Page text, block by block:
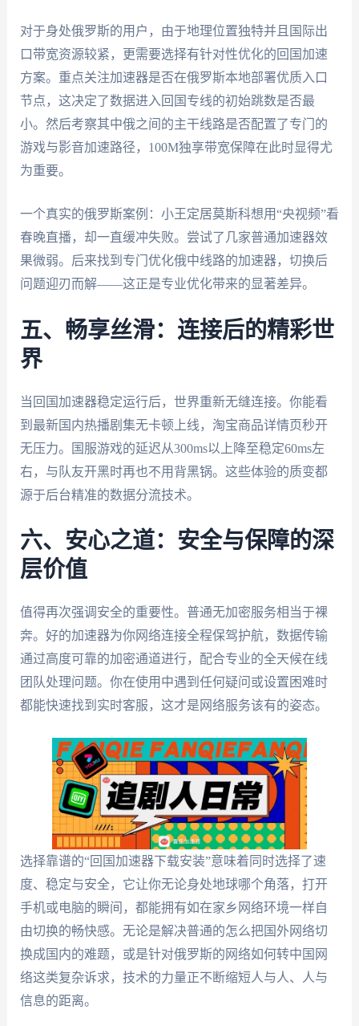
对于身处俄罗斯的用户，由于地理位置独特并且国际出
口带宽资源较紧，更需要选择有针对性优化的回国加速
方案。重点关注加速器是否在俄罗斯本地部署优质入口
节点，这决定了数据进入回国专线的初始跳数是否最
小。然后考察其中俄之间的主干线路是否配置了专门的
游戏与影音加速路径，100M独享带宽保障在此时显得尤
为重要。
一个真实的俄罗斯案例：小王定居莫斯科想用“央视频”看
春晚直播，却一直缓冲失败。尝试了几家普通加速器效
果微弱。后来找到专门优化俄中线路的加速器，切换后
问题迎刃而解——这正是专业优化带来的显著差异。
五、畅享丝滑：连接后的精彩世
界
当回国加速器稳定运行后，世界重新无缝连接。你能看
到最新国内热播剧集无卡顿上线，淘宝商品详情页秒开
无压力。国服游戏的延迟从300ms以上降至稳定60ms左
右，与队友开黑时再也不用背黑锅。这些体验的质变都
源于后台精准的数据分流技术。
六、安心之道：安全与保障的深
层价值
值得再次强调安全的重要性。普通无加密服务相当于裸
奔。好的加速器为你网络连接全程保驾护航，数据传输
通过高度可靠的加密通道进行，配合专业的全天候在线
团队处理问题。你在使用中遇到任何疑问或设置困难时
都能快速找到实时客服，这才是网络服务该有的姿态。
选择靠谱的“回国加速器下载安装”意味着同时选择了速
度、稳定与安全，它让你无论身处地球哪个角落，打开
手机或电脑的瞬间，都能拥有如在家乡网络环境一样自
由切换的畅快感。无论是解决普通的怎么把国外网络切
换成国内的难题，或是针对俄罗斯的网络如何转中国网
络这类复杂诉求，技术的力量正不断缩短人与人、人与
信息的距离。